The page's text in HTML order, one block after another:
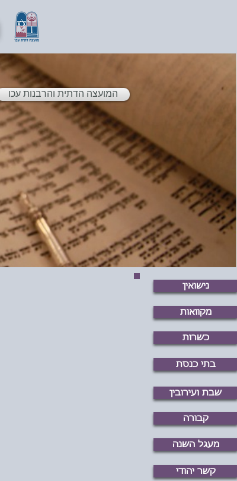
המועצה הדתית והרבנות עכו
נישואין
מקוואות
כשרות
בתי כנסת
שבת ועירובין
קבורה
מעגל השנה
קשר יהודי